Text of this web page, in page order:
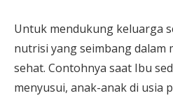
Untuk mendukung keluarga
nutrisi yang seimbang dalam
sehat. Contohnya saat Ibu
menyusui, anak-anak di usia